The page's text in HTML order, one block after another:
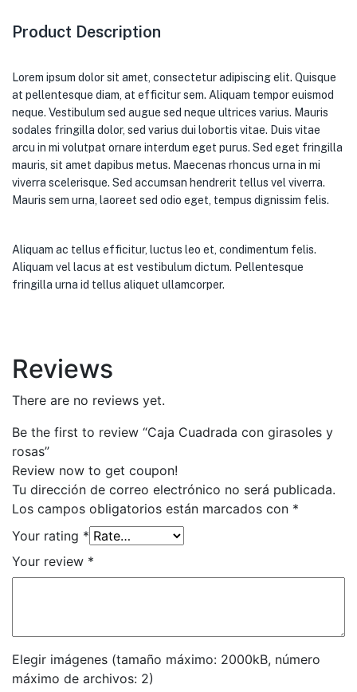
Product Description
Lorem ipsum dolor sit amet, consectetur adipiscing elit. Quisque
at pellentesque diam, at efficitur sem. Aliquam tempor euismod
neque. Vestibulum sed augue sed neque ultrices varius. Mauris
sodales fringilla dolor, sed varius dui lobortis vitae. Duis vitae
arcu in mi volutpat ornare interdum eget purus. Sed eget fringilla
mauris, sit amet dapibus metus. Maecenas rhoncus urna in mi
viverra scelerisque. Sed accumsan hendrerit tellus vel viverra.
Mauris sem urna, laoreet sed odio eget, tempus dignissim felis.
Aliquam ac tellus efficitur, luctus leo et, condimentum felis.
Aliquam vel lacus at est vestibulum dictum. Pellentesque
fringilla urna id tellus aliquet ullamcorper.
Reviews
There are no reviews yet.
Be the first to review “Caja Cuadrada con girasoles y
rosas”
Review now to get coupon!
Tu dirección de correo electrónico no será publicada.
Los campos obligatorios están marcados con *
Your rating *
Your review *
Elegir imágenes (tamaño máximo: 2000kB, número
máximo de archivos: 2)